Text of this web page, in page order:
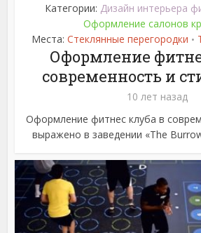
Категории: Дизайн интерьера
Оформление салонов
Места: Стеклянные перегородки •
Оформление
современность и
10 лет назад
Оформление фитнес клуба в
выражено в заведении «The